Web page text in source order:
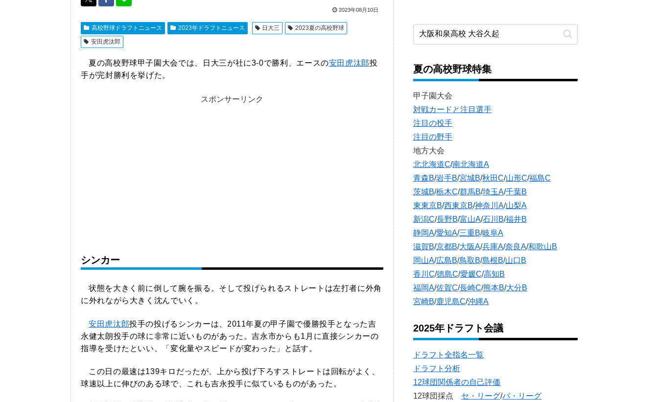
2023年08月10日
高校野球ドラフトニュース 2023年ドラフトニュース 日大三
2023夏の高校野球
安田虎汰郎
夏の高校野球甲子園大会では、日大三が社に3-0で勝利、エースの安田虎汰郎投
手が完封勝利を挙げた。
スポンサーリンク
シンカー
状態を大きく前に倒して腕を振る。そして投げられるストレートは左打者に外角
に外れながら大きく沈んでいく。
安田虎汰郎投手の投げるシンカーは、2011年夏の甲子園で優勝投手となった吉
永健太朗投手の球に非常に近いものがあった。吉永市からも1月に直接シンカーの
指導を受けたといい、「変化量やスピードが変わった」と話す。
この日の最速は139キロだったが、上から投げ下ろすストレートは回転がよく、
球速以上に伸びのある球で、これも吉永投手に似ているものがあった。
夏の高校野球特集
甲子園大会
対戦カードと注目選手
注目の投手
注目の野手
地方大会
北北海道C/南北海道A
青森B/岩手B/宮城B/秋田C/山形C/福島C
茨城B/栃木C/群馬B/埼玉A/千葉B
東東京B/西東京B/神奈川A/山梨A
新潟C/長野B/富山A/石川B/福井B
静岡A/愛知A/三重B/岐阜A
滋賀B/京都B/大阪A/兵庫A/奈良A/和歌山B
岡山A/広島B/鳥取B/島根B/山口B
香川C/徳島C/愛媛C/高知B
福岡A/佐賀C/長崎C/熊本B/大分B
宮崎B/鹿児島C/沖縄A
2025年ドラフト会議
ドラフト全指名一覧
ドラフト分析
12球団関係者の自己評価
12球団採点 セ・リーグ/パ・リーグ